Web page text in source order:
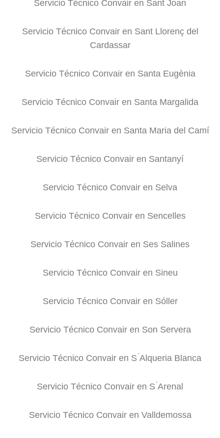
Servicio Técnico Convair en Sant Joan
Servicio Técnico Convair en Sant Llorenç del
Cardassar
Servicio Técnico Convair en Santa Eugènia
Servicio Técnico Convair en Santa Margalida
Servicio Técnico Convair en Santa Maria del Camí
Servicio Técnico Convair en Santanyí
Servicio Técnico Convair en Selva
Servicio Técnico Convair en Sencelles
Servicio Técnico Convair en Ses Salines
Servicio Técnico Convair en Sineu
Servicio Técnico Convair en Sóller
Servicio Técnico Convair en Son Servera
Servicio Técnico Convair en S ́Alqueria Blanca
Servicio Técnico Convair en S ́Arenal
Servicio Técnico Convair en Valldemossa